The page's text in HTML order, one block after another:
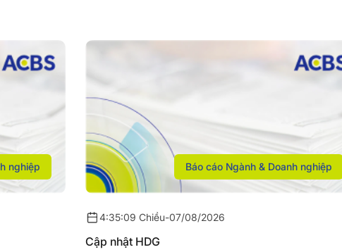
nghiệp Báo cáo Ngành & Doanh nghiệp
4:35:09 Chiều-07/08/2026
Cập nhật HDG